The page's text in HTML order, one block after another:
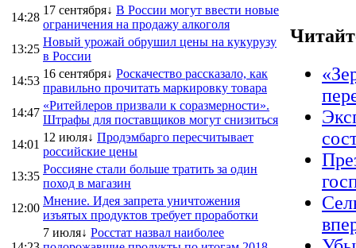
14:28
17 сентября↓ В России могут ввести новые
ограничения на продажу алкоголя
13:25
Новый урожай обрушил цены на кукурузу
в России
14:53
16 сентября↓ Роскачество рассказало, как
правильно прочитать маркировку товара
14:47
«Ритейлеров призвали к соразмерности».
Штрафы для поставщиков могут снизиться
14:01
12 июля↓ Продэмбарго пересчитывает
российские цены
13:35
Россияне стали больше тратить за один
поход в магазин
12:00
Мнение. Идея запрета уничтожения
изъятых продуктов требует проработки
7 июля↓ Росстат назвал наиболее